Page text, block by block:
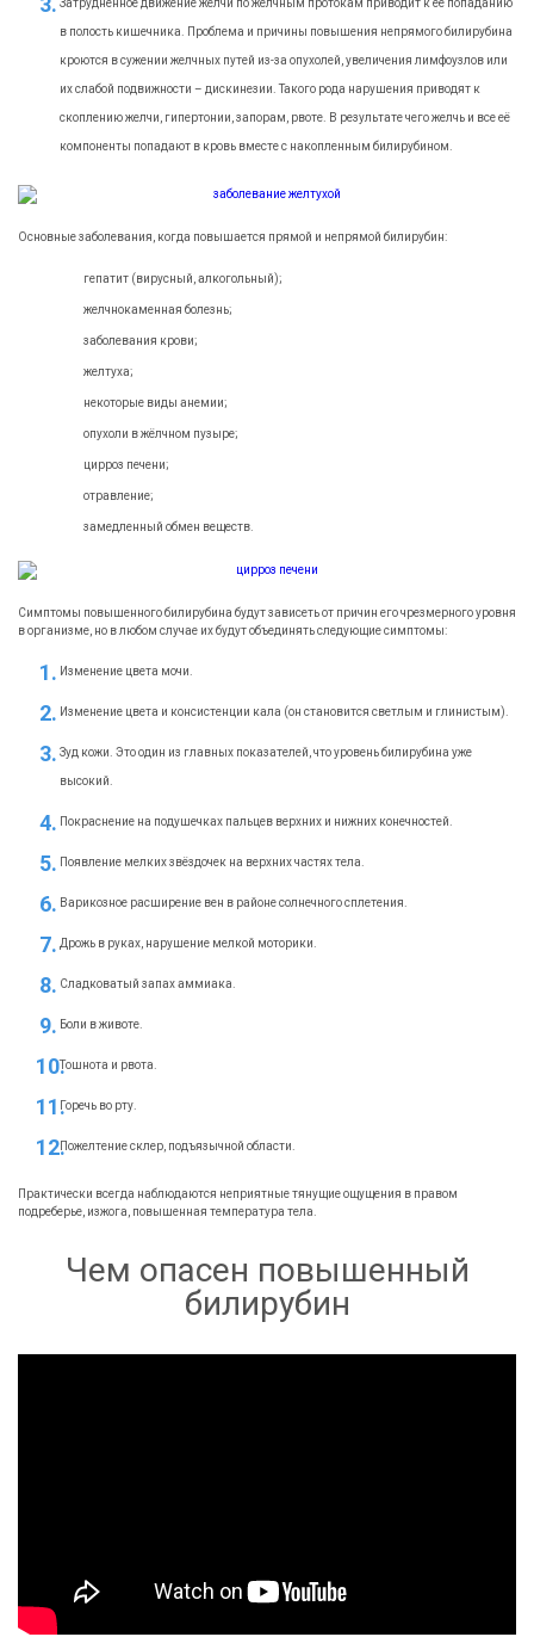
Затруднённое движение желчи по желчным протокам приводит к её попаданию
в полость кишечника. Проблема и причины повышения непрямого билирубина
кроются в сужении желчных путей из-за опухолей, увеличения лимфоузлов или
их слабой подвижности – дискинезии. Такого рода нарушения приводят к
скоплению желчи, гипертонии, запорам, рвоте. В результате чего желчь и все её
компоненты попадают в кровь вместе с накопленным билирубином.
Основные заболевания, когда повышается прямой и непрямой билирубин:
гепатит (вирусный, алкогольный);
желчнокаменная болезнь;
заболевания крови;
желтуха;
некоторые виды анемии;
опухоли в жёлчном пузыре;
цирроз печени;
отравление;
замедленный обмен веществ.
Симптомы повышенного билирубина будут зависеть от причин его чрезмерного уровня
в организме, но в любом случае их будут объединять следующие симптомы:
Изменение цвета мочи.
Изменение цвета и консистенции кала (он становится светлым и глинистым).
Зуд кожи. Это один из главных показателей, что уровень билирубина уже
высокий.
Покраснение на подушечках пальцев верхних и нижних конечностей.
Появление мелких звёздочек на верхних частях тела.
Варикозное расширение вен в районе солнечного сплетения.
Дрожь в руках, нарушение мелкой моторики.
Сладковатый запах аммиака.
Боли в животе.
Тошнота и рвота.
Горечь во рту.
Пожелтение склер, подъязычной области.
Практически всегда наблюдаются неприятные тянущие ощущения в правом
подреберье, изжога, повышенная температура тела.
Чем опасен повышенный
билирубин